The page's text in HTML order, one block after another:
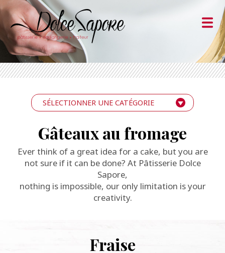
SÉLECTIONNER UNE CATÉGORIE
Gâteaux au fromage
Ever think of a great idea for a cake, but you are
not sure if it can be done? At Pâtisserie Dolce
Sapore,
nothing is impossible, our only limitation is your
creativity.
Fraise